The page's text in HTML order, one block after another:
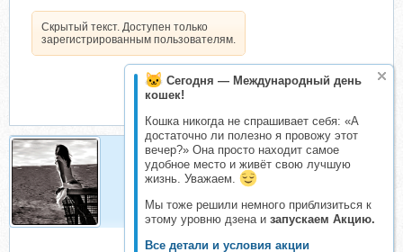
Сегодня — Международный день
кошек!
Кошка никогда не спрашивает себя: «А
достаточно ли полезно я провожу этот
вечер?» Она просто находит самое
удобное место и живёт свою лучшую
жизнь. Уважаем.
Мы тоже решили немного приблизиться к
этому уровню дзена и запускаем Акцию.
Все детали и условия акции
Скрытый текст. Доступен только
зарегистрированным пользователям.
Ydgetta
Активный складчик